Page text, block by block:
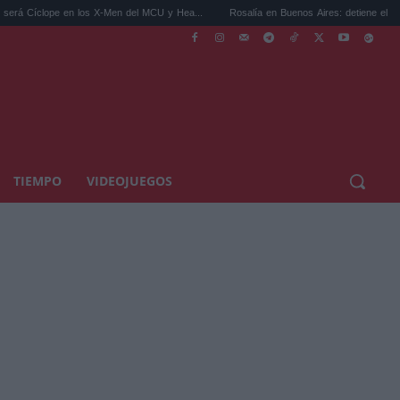
X-Men del MCU y Hea... Rosalía en Buenos Aires: detiene el tráfico y se s...
TIEMPO VIDEOJUEGOS